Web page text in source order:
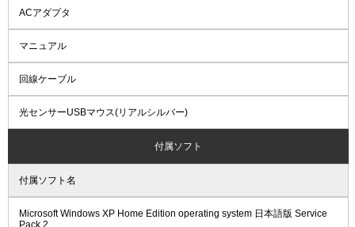
ACアダプタ
マニュアル
回線ケーブル
光センサーUSBマウス(リアルシルバー)
付属ソフト
付属ソフト名
Microsoft Windows XP Home Edition operating system 日本語版 Service
Pack 2